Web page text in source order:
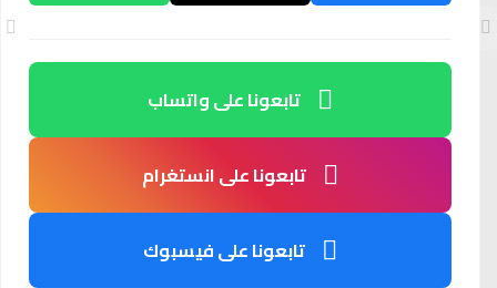
تابعونا على واتساب
تابعونا على انستغرام
تابعونا على فيسبوك